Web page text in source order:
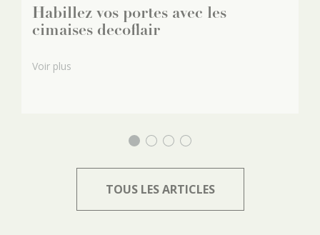
Habillez vos portes avec les
cimaises decoflair
Voir plus
TOUS LES ARTICLES